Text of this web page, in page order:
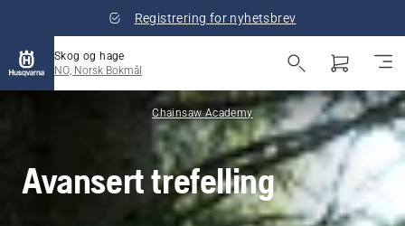
Registrering for nyhetsbrev
Skog og hage
NO, Norsk Bokmål
Chainsaw Academy
Avansert trefelling